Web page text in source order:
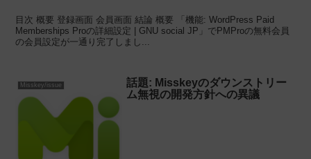
目次 概要 登録画面 会員画面 結論 概要 「機能: WordPress Paid
Memberships Proの詳細設定 | GNU social JP」でPMProの無料会員
の会員設定が一通り完了しまし...
Misskey/issue
話題: Misskeyのダウンストリー
ム無視の開発方針への異議